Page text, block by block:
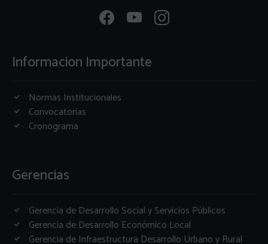
Informacion Importante
Normas Institucionales
Convocatorias
Cronograma
Gerencias
Gerencia de Desarrollo Social y Servicios Públicos
Gerencia de Desarrollo Económico Local
Gerencia de Infraestructura Desarrollo Urbano y Rural